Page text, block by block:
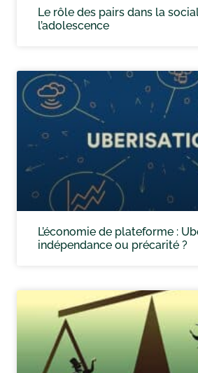
Le rôle des pairs dans la
l’adolescence
L’économie de plateforme :
indépendance ou précarité ?